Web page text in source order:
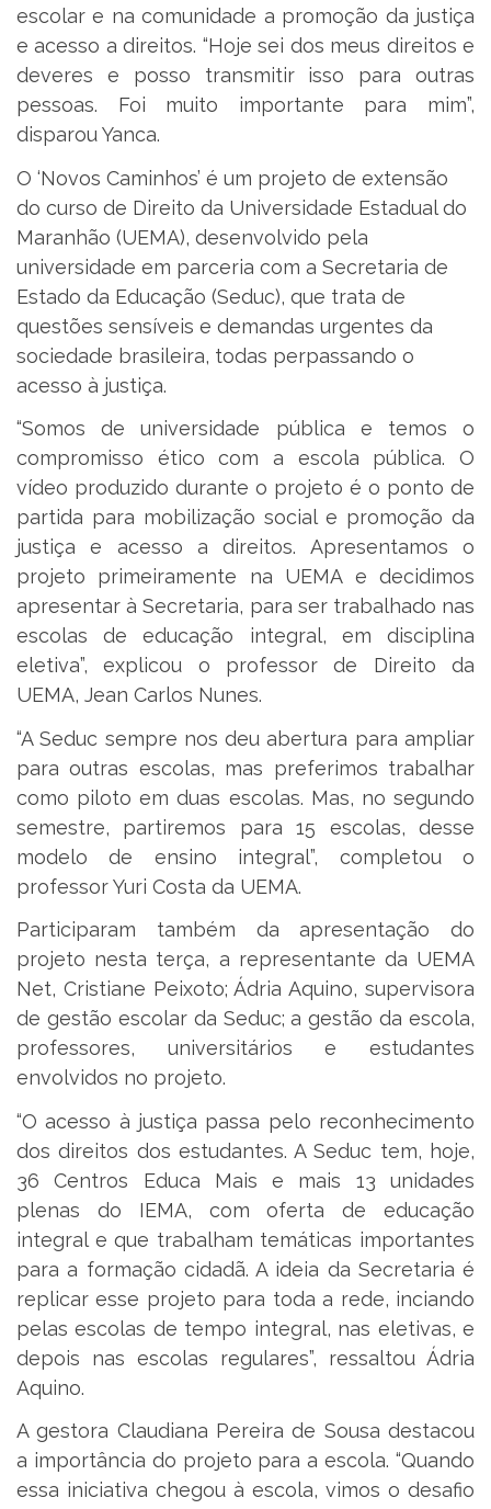
escolar e na comunidade a promoção da justiça
e acesso a direitos. “Hoje sei dos meus direitos e
deveres e posso transmitir isso para outras
pessoas. Foi muito importante para mim”,
disparou Yanca.
O ‘Novos Caminhos’ é um projeto de extensão
do curso de Direito da Universidade Estadual do
Maranhão (UEMA), desenvolvido pela
universidade em parceria com a Secretaria de
Estado da Educação (Seduc), que trata de
questões sensíveis e demandas urgentes da
sociedade brasileira, todas perpassando o
acesso à justiça.
“Somos de universidade pública e temos o
compromisso ético com a escola pública. O
vídeo produzido durante o projeto é o ponto de
partida para mobilização social e promoção da
justiça e acesso a direitos. Apresentamos o
projeto primeiramente na UEMA e decidimos
apresentar à Secretaria, para ser trabalhado nas
escolas de educação integral, em disciplina
eletiva”, explicou o professor de Direito da
UEMA, Jean Carlos Nunes.
“A Seduc sempre nos deu abertura para ampliar
para outras escolas, mas preferimos trabalhar
como piloto em duas escolas. Mas, no segundo
semestre, partiremos para 15 escolas, desse
modelo de ensino integral”, completou o
professor Yuri Costa da UEMA.
Participaram também da apresentação do
projeto nesta terça, a representante da UEMA
Net, Cristiane Peixoto; Ádria Aquino, supervisora
de gestão escolar da Seduc; a gestão da escola,
professores, universitários e estudantes
envolvidos no projeto.
“O acesso à justiça passa pelo reconhecimento
dos direitos dos estudantes. A Seduc tem, hoje,
36 Centros Educa Mais e mais 13 unidades
plenas do IEMA, com oferta de educação
integral e que trabalham temáticas importantes
para a formação cidadã. A ideia da Secretaria é
replicar esse projeto para toda a rede, inciando
pelas escolas de tempo integral, nas eletivas, e
depois nas escolas regulares”, ressaltou Ádria
Aquino.
A gestora Claudiana Pereira de Sousa destacou
a importância do projeto para a escola. “Quando
essa iniciativa chegou à escola, vimos o desafio